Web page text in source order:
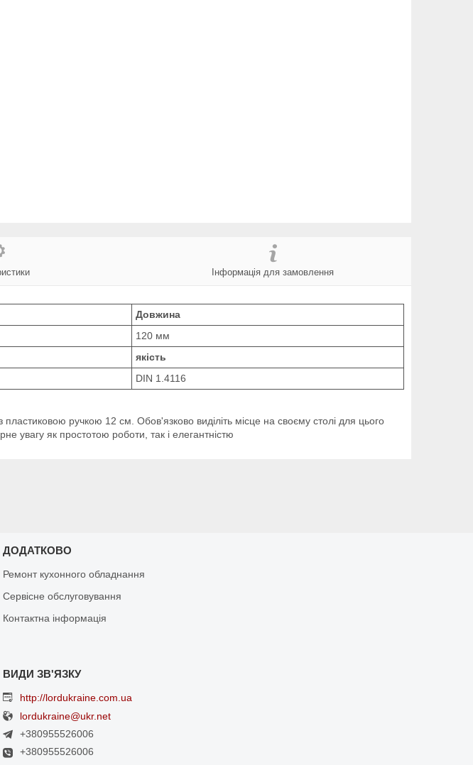
Інформація для замовлення
Довжина
120 мм
якість
DIN 1.4116
ручкою 12 см. Обов'язково виділіть місце на своєму столі для цього
увагу як простотою роботи, так і елегантністю
ДОДАТКОВО
Ремонт кухонного обладнання
Сервісне обслуговування
Контактна інформація
http://lordukraine.com.ua
lordukraine@ukr.net
+380955526006
+380955526006